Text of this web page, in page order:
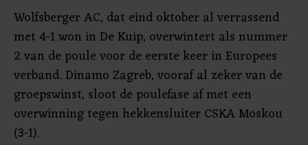
Wolfsberger AC, dat eind oktober al verrassend
met 4-1 won in De Kuip, overwintert als nummer
2 van de poule voor de eerste keer in Europees
verband. Dinamo Zagreb, vooraf al zeker van de
groepswinst, sloot de poulefase af met een
overwinning tegen hekkensluiter CSKA Moskou
(3-1).